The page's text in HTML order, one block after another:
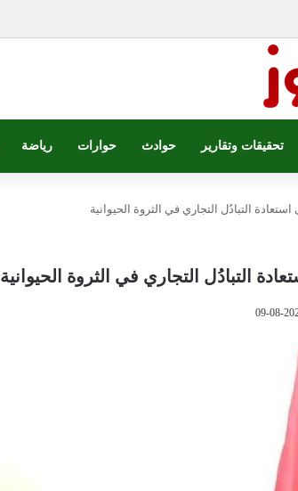
تحقيقات وتقارير حوادث حوارات رياضة
التبادُل التجاري في الثروة الحيوانية
التبادُل التجاري في الثروة الحيوانية